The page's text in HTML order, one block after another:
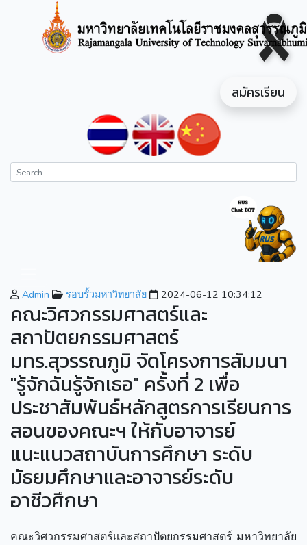
สมัครเรียน
Admin รอบรั้วมหาวิทยาลัย 2024-06-12 10:34:12
คณะวิศวกรรมศาสตร์และ
สถาปัตยกรรมศาสตร์
มทร.สุวรรณภูมิ จัดโครงการสัมมนา
"รู้จักฉันรู้จักเธอ" ครั้งที่ 2 เพื่อ
ประชาสัมพันธ์หลักสูตรการเรียนการ
สอนของคณะฯ ให้กับอาจารย์
แนะแนวสถาบันการศึกษา ระดับ
มัธยมศึกษาและอาจารย์ระดับ
อาชีวศึกษา
คณะวิศวกรรมศาสตร์และสถาปัตยกรรมศาสตร์ มหาวิทยาลัย